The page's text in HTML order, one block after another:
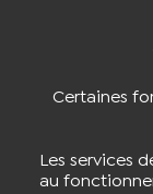
Certaines
Les services
au